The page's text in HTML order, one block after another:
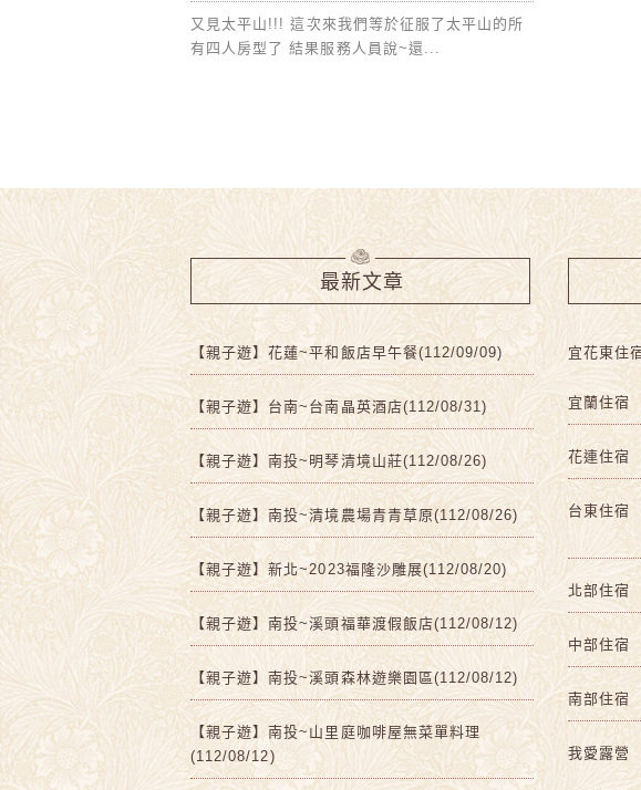
又見太平山!!! 這次來我們等於征服了太平山的所
有四人房型了 結果服務人員說~還...
最新文章
【親子遊】花蓮~平和飯店早午餐(112/09/09)
【親子遊】台南~台南晶英酒店(112/08/31)
【親子遊】南投~明琴清境山莊(112/08/26)
【親子遊】南投~清境農場青青草原(112/08/26)
【親子遊】新北~2023福隆沙雕展(112/08/20)
【親子遊】南投~溪頭福華渡假飯店(112/08/12)
【親子遊】南投~溪頭森林遊樂園區(112/08/12)
【親子遊】南投~山里庭咖啡屋無菜單料理
(112/08/12)
宜花東住
宜蘭住宿
花連住宿
台東住宿
北部住宿
中部住宿
南部住宿
我愛露營